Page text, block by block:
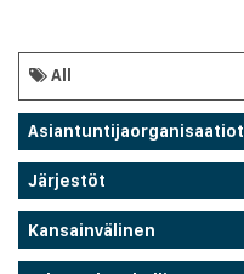
All
Asiantuntijaorganisaatiot
Järjestöt
Kansainvälinen